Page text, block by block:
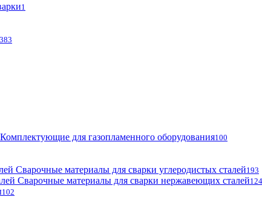
1
383
Комплектующие для газопламенного оборудования100
Сварочные материалы для сварки углеродистых сталей193
Сварочные материалы для сварки нержавеющих сталей124
102